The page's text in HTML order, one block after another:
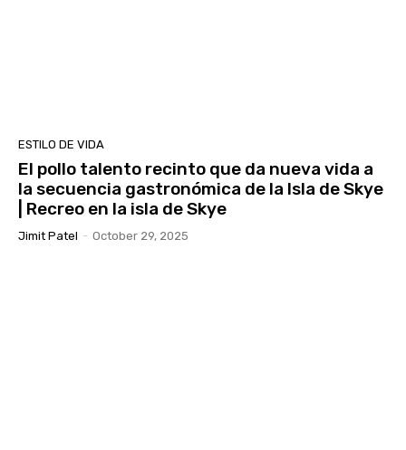
ESTILO DE VIDA
El pollo talento recinto que da nueva vida a
la secuencia gastronómica de la Isla de Skye
| Recreo en la isla de Skye
Jimit Patel - October 29, 2025